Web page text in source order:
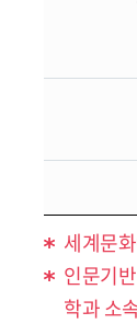
세계문
인문기
학과 소